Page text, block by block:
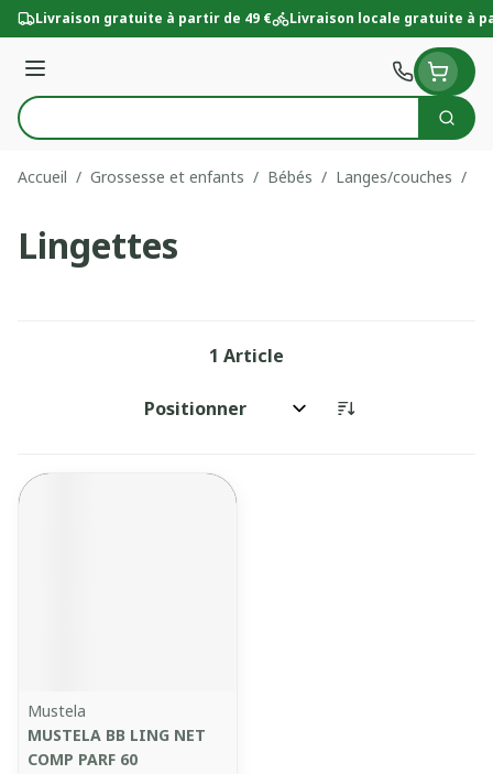
Aller au contenu
Livraison gratuite à partir de 49 € Livraison locale gratuite à
Menu
Rechercher
Accueil / Grossesse et enfants / Bébés / Langes/couches /
Lingettes
1 Article
Trier par:
Mustela
MUSTELA BB LING NET
COMP PARF 60